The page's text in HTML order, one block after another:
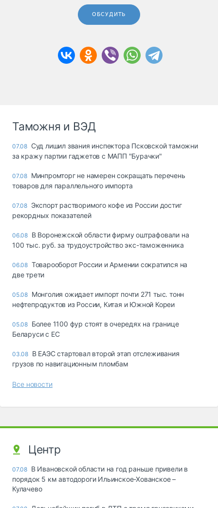
ОБСУДИТЬ
Таможня и ВЭД
07.08 Суд лишил звания инспектора Псковской таможни
за кражу партии гаджетов с МАПП "Бурачки"
07.08 Минпромторг не намерен сокращать перечень
товаров для параллельного импорта
07.08 Экспорт растворимого кофе из России достиг
рекордных показателей
06.08 В Воронежской области фирму оштрафовали на
100 тыс. руб. за трудоустройство экс-таможенника
06.08 Товарооборот России и Армении сократился на
две трети
05.08 Монголия ожидает импорт почти 271 тыс. тонн
нефтепродуктов из России, Китая и Южной Кореи
05.08 Более 1100 фур стоят в очередях на границе
Беларуси с ЕС
03.08 В ЕАЭС стартовал второй этап отслеживания
грузов по навигационным пломбам
Все новости
Центр
07.08 В Ивановской области на год раньше привели в
порядок 5 км автодороги Ильинское-Хованское –
Кулачево